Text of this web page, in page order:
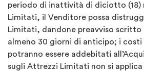
periodo di inattività di diciotto (18)
Limitati, il Venditore possa
Limitati, dandone preavviso scritto
almeno 30 giorni di anticipo; i
potranno essere addebitati
sugli Attrezzi Limitati non si